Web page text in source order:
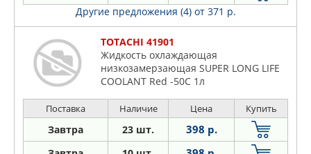
Другие предложения (4) от 371 р.
TOTACHI 41901
Жидкость охлаждающая
низкозамерзающая SUPER LONG LIFE
COOLANT Red -50C 1л
Поставка Наличие Цена Купить
Завтра 23 шт. 398 р.